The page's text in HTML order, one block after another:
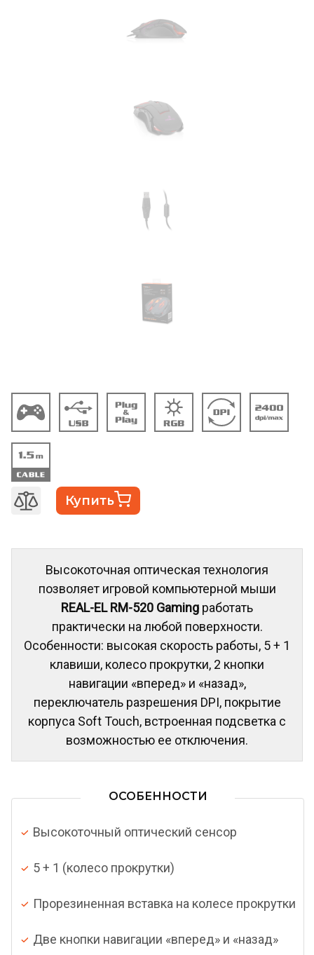
Купить
Высокоточная оптическая технология
позволяет игровой компьютерной мыши
REAL-EL RM-520 Gaming работать
практически на любой поверхности.
Особенности: высокая скорость работы, 5 + 1
клавиши, колесо прокрутки, 2 кнопки
навигации «вперед» и «назад»,
переключатель разрешения DPI, покрытие
корпуса Soft Touch, встроенная подсветка с
возможностью ее отключения.
ОСОБЕННОСТИ
Высокоточный оптический сенсор
5 + 1 (колесо прокрутки)
Прорезиненная вставка на колесе прокрутки
Две кнопки навигации «вперед» и «назад»